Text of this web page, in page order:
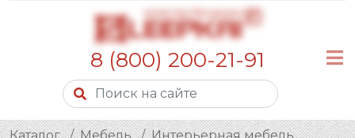
8 (800) 200-21-91